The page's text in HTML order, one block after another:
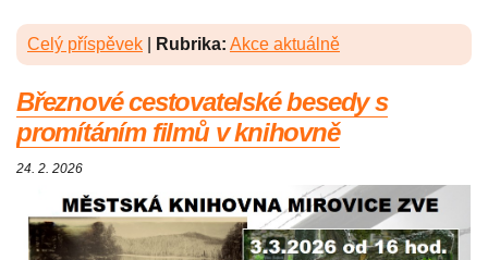
Celý příspěvek Rubrika: Akce aktuálně
Březnové cestovatelské besedy s
promítáním filmů v knihovně
24. 2. 2026